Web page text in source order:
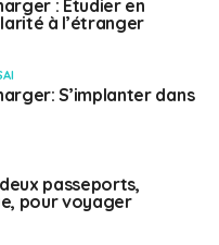
? Faire venir au
de la mode française.
fashion in
talents de la mode
une formation à la
FEATURED
: Etudier en
à l’étranger
S’implanter dans
passeports,
pour voyager